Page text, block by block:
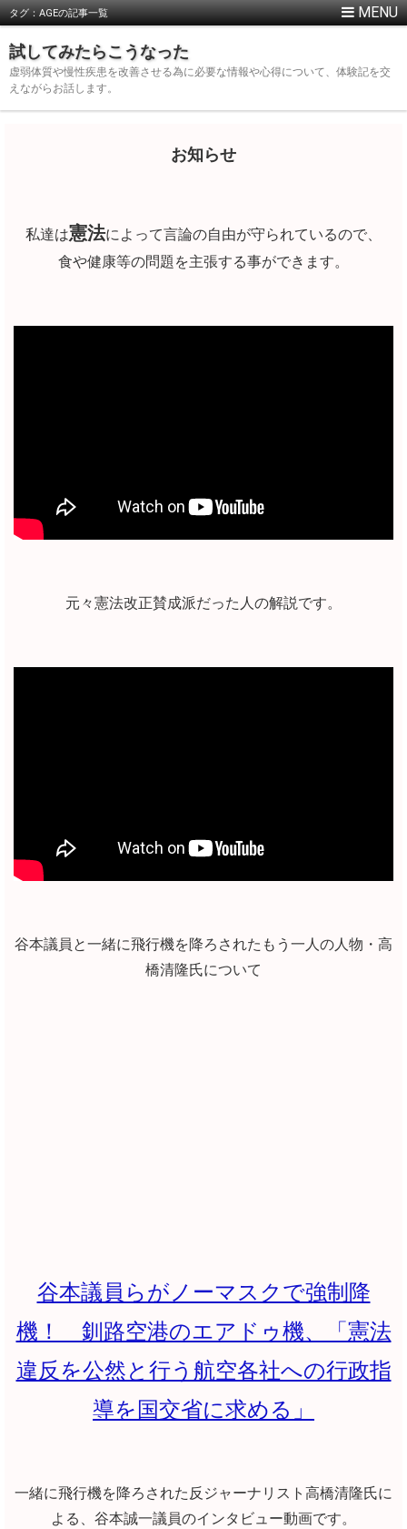
タグ：AGEの記事一覧
試してみたらこうなった
虚弱体質や慢性疾患を改善させる為に必要な情報や心得について、体験記を交
えながらお話します。
お知らせ
私達は憲法によって言論の自由が守られているので、
食や健康等の問題を主張する事ができます。
元々憲法改正賛成派だった人の解説です。
谷本議員と一緒に飛行機を降ろされたもう一人の人物・高
橋清隆氏について
谷本議員らがノーマスクで強制降
機！ 釧路空港のエアドゥ機、「憲法
違反を公然と行う航空各社への行政指
導を国交省に求める」
一緒に飛行機を降ろされた反ジャーナリスト高橋清隆氏に
よる、谷本誠一議員のインタビュー動画です。